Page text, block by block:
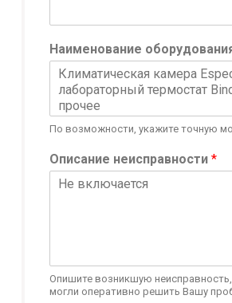
ф
д
и
а
л
ь
О
п
и
Наименование
По возможности, укажите точную
Описание неисправности *
Опишите возникшую
могли оперативно решить Вашу